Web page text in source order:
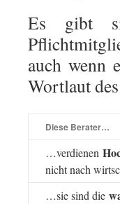
Es gibt
auch wenn
Wortlaut des
Diese Berater…
…verdienen
nicht nach
…sie sind die